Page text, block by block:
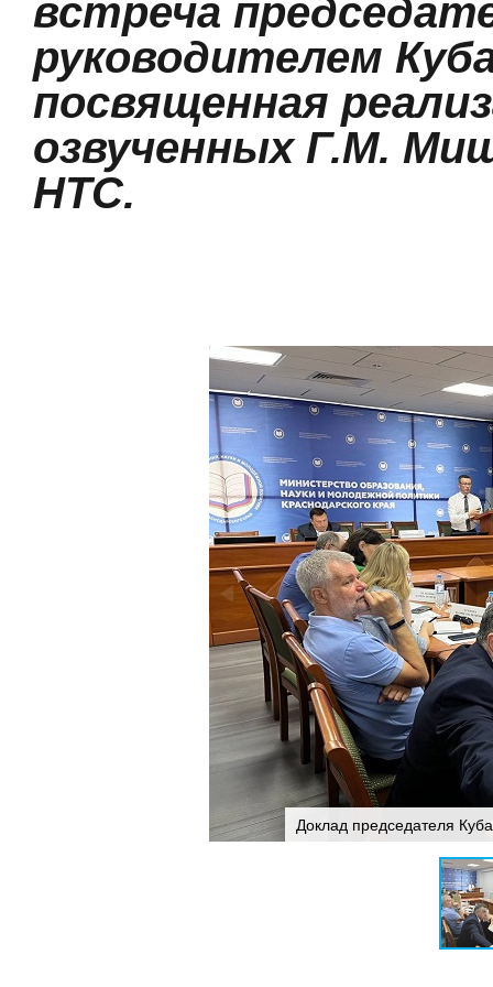
встреча
руководителем
посвященная
озвученных Г.М.
НТС.
Доклад председателя